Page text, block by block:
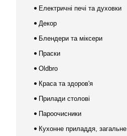
Електричні печі та духовки
Декор
Блендери та міксери
Праски
Oldbro
Краса та здоров'я
Прилади столові
Пароочисники
Кухонне приладдя, загальне